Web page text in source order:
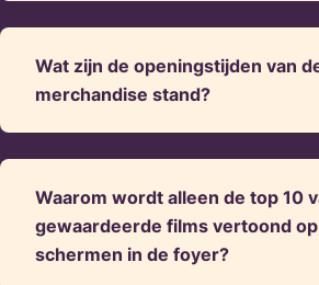
Wat zijn de openingstijden van
merchandise stand?
Waarom wordt alleen de top 10
gewaardeerde films vertoond
schermen in de foyer?